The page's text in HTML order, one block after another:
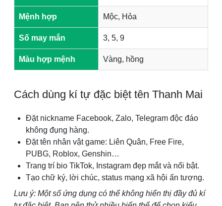
Mệnh hợp Mộc, Hỏa
Số may mắn 3, 5, 9
Màu hợp mệnh Vàng, hồng
Cách dùng kí tự đặc biệt tên Thanh Mai
Đặt nickname Facebook, Zalo, Telegram độc đáo
không đụng hàng.
Đặt tên nhân vật game: Liên Quân, Free Fire,
PUBG, Roblox, Genshin…
Trang trí bio TikTok, Instagram đẹp mắt và nổi bật.
Tạo chữ ký, lời chúc, status mạng xã hội ấn tượng.
Lưu ý: Một số ứng dụng có thể không hiển thị đầy đủ kí